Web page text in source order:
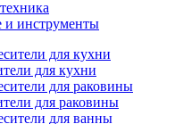
инструменты
для кухни
для раковины